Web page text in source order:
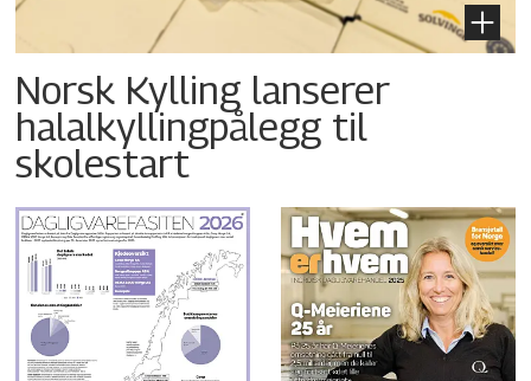
Norsk Kylling lanserer
halalkyllingpålegg til
skolestart